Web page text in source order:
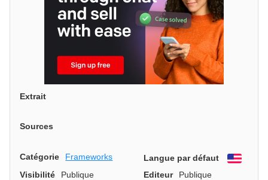
Extrait
Sources
Catégorie Frameworks Langue par défaut
Visibilité
Publique Editeur Publique